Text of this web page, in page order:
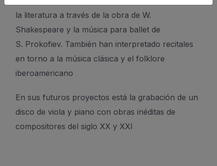
la literatura a través de la obra de W.
Shakespeare y la música para ballet de
S. Prokofiev. También han interpretado recitales
en torno a la música clásica y el folklore
iberoamericano
En sus futuros proyectos está la grabación de un
disco de viola y piano con obras inéditas de
compositores del siglo XX y XXI